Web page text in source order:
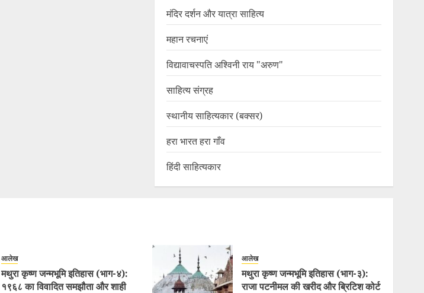
मंदिर दर्शन और यात्रा साहित्य
महान रचनाएं
विद्यावाचस्पति अश्विनी राय "अरुण"
साहित्य संग्रह
स्थानीय साहित्यकार (बक्सर)
हरा भारत हरा गाँव
हिंदी साहित्यकार
आलेख
मथुरा कृष्ण जन्मभूमि इतिहास (भाग-४):
१९६८ का विवादित समझौता और शाही
आलेख
मथुरा कृष्ण जन्मभूमि इतिहास (भाग-३):
राजा पटनीमल की खरीद और ब्रिटिश कोर्ट